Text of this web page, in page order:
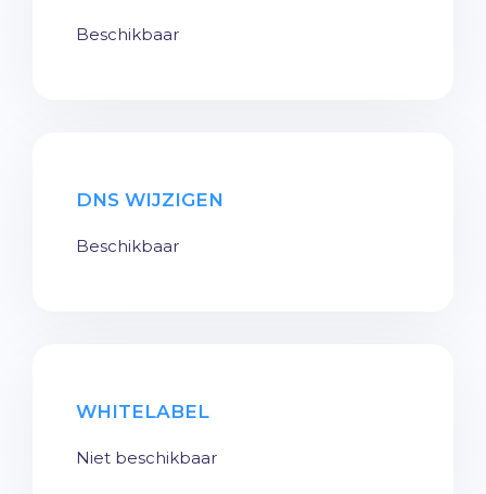
Beschikbaar
DNS WIJZIGEN
Beschikbaar
WHITELABEL
Niet beschikbaar